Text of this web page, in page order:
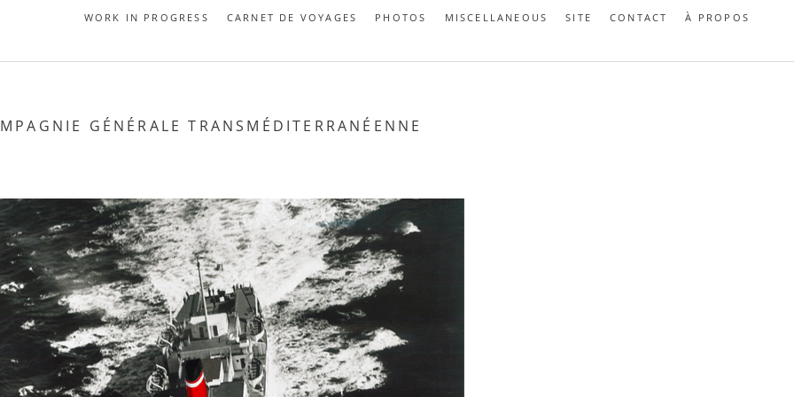
WORK IN PROGRESS CARNET DE VOYAGES PHOTOS MISCELLANEOUS SITE CONTACT À PROPOS
GÉNÉRALE TRANSMÉDITERRANÉENNE